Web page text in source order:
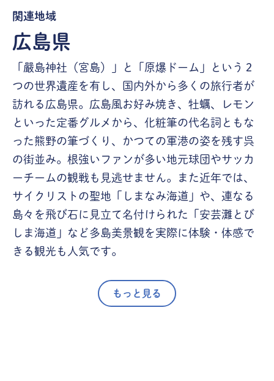
関連地域
広島県
「嚴島神社（宮島）」と「原爆ドーム」という２
つの世界遺産を有し、国内外から多くの旅行者が
訪れる広島県。広島風お好み焼き、牡蠣、レモン
といった定番グルメから、化粧筆の代名詞ともな
った熊野の筆づくり、かつての軍港の姿を残す呉
の街並み。根強いファンが多い地元球団やサッカ
ーチームの観戦も見逃せません。また近年では、
サイクリストの聖地「しまなみ海道」や、連なる
島々を飛び石に見立て名付けられた「安芸灘とび
しま海道」など多島美景観を実際に体験・体感で
きる観光も人気です。
もっと見る